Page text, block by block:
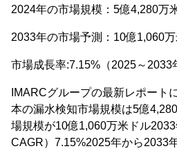
2024年の市場規模：5億4,280万
2033年の市場予測：10億1,060
市場成長率:7.15%（2025～2033
IMARCグループの最新レポート
本の漏水検知市場規模は5億
場規模が10億1,060万米ドル
CAGR）7.15%2025年から2033